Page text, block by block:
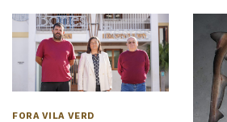
FORA VILA VERD